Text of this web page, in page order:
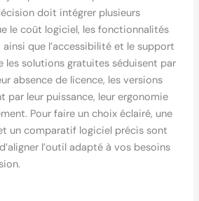
doit intégrer plusieurs
le coût logiciel, les fonctionnalités
ainsi que l’accessibilité et le support
les solutions gratuites séduisent par
absence de licence, les versions
par leur puissance, leur ergonomie
Pour faire un choix éclairé, une
un comparatif logiciel précis sont
l’outil adapté à vos besoins